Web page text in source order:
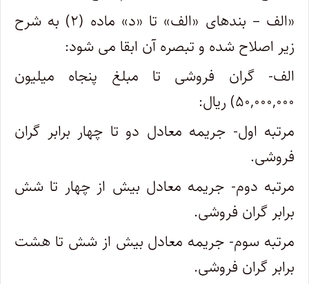
«الف – بندهای «الف» تا «د» ماده (۲) به شرح
زیر اصلاح شده و تبصره آن ابقا می شود:
الف- گران فروشی تا مبلغ پنجاه میلیون
۵۰,۰۰۰,۰۰۰) ریال:
مرتبه اول- جریمه معادل دو تا چهار برابر گران
فروشی.
مرتبه دوم- جریمه معادل بیش از چهار تا شش
برابر گران فروشی.
مرتبه سوم- جریمه معادل بیش از شش تا هشت
برابر گران فروشی.